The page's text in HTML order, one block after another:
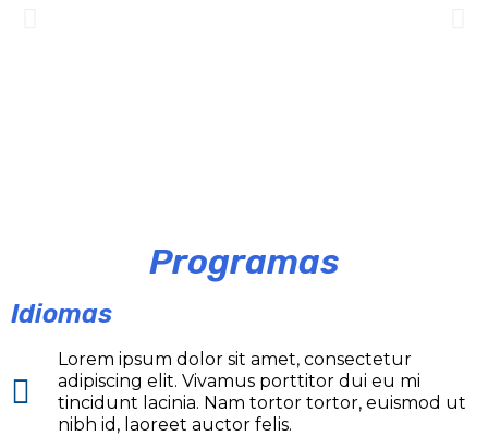
Programas
Idiomas
Lorem ipsum dolor sit amet, consectetur
adipiscing elit. Vivamus porttitor dui eu mi
tincidunt lacinia. Nam tortor tortor, euismod ut
nibh id, laoreet auctor felis.